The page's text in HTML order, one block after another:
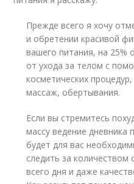
Прежде всего я хочу
и обретении красивой
вашего питания, на 25%
от ухода за телом с
косметических
массаж, обертывания.
Если вы стремитесь
массу ведение дневника
будет для вас
следить за количеством
всего дня и даже